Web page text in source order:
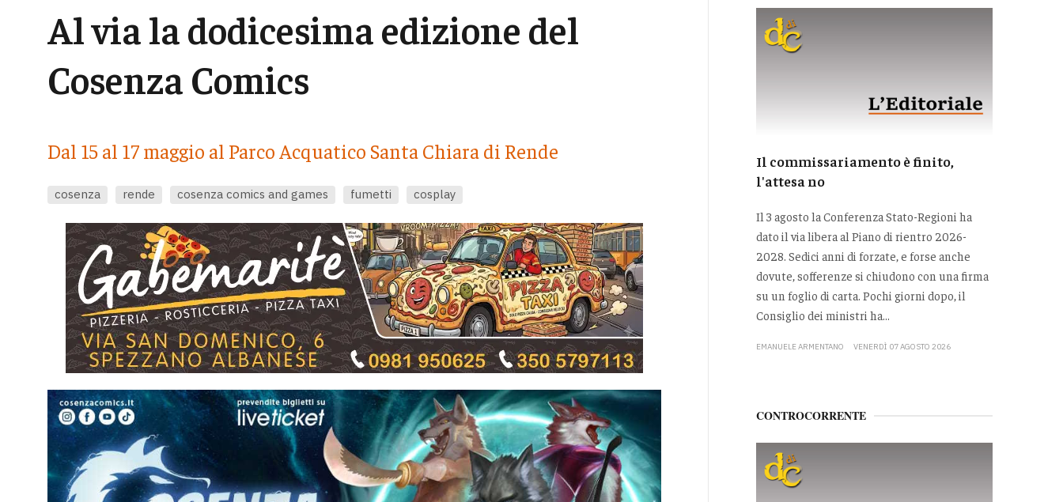
Al via la dodicesima edizione del
Cosenza Comics
Dal 15 al 17 maggio al Parco Acquatico Santa Chiara di Rende
cosenza rende cosenza comics and games fumetti cosplay
Il commissariamento è finito,
l'attesa no
Il 3 agosto la Conferenza Stato-Regioni ha
dato il via libera al Piano di rientro 2026-
2028. Sedici anni di forzate, e forse anche
dovute, sofferenze si chiudono con una firma
su un foglio di carta. Pochi giorni dopo, il
Consiglio dei ministri ha...
EMANUELE ARMENTANO VENERDÌ 07 AGOSTO 2026
CONTROCORRENTE